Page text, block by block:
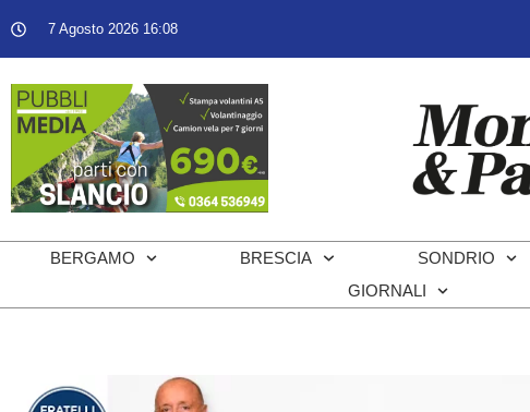
7 Agosto 2026 16:08
BERGAMO BRESCIA SONDRIO
GIORNALI